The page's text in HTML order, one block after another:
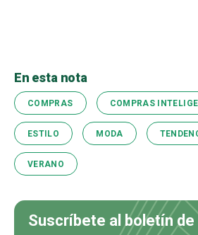
En esta nota
COMPRAS COMPRAS
ESTILO MODA
VERANO
Suscríbete al boletín